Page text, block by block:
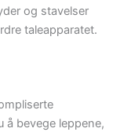
og stavelser
taleapparatet.
å bevege leppene,